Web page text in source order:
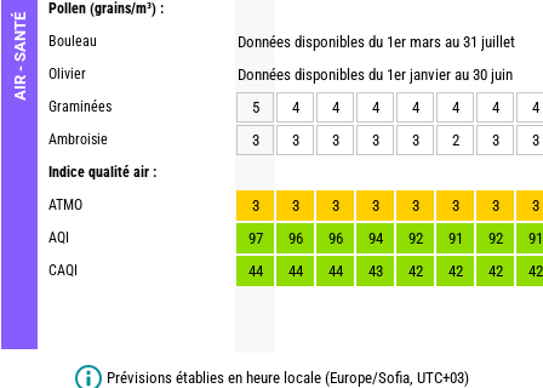
AIR - SANTÉ
Pollen (grains/m³) :
Bouleau
Olivier
Graminées
Ambroisie
Indice qualité air :
ATMO
AQI
CAQI
Données disponibles du 1er mars au 31 juillet
Données disponibles du 1er janvier au 30 juin
5
4 4 4 4 4 4
4
3
3 3 3 3 2 3 3
3 3 3 3 3 3 3
3
97
96 96 94 92 91 92
91
44
44 44 43 42 42 42 42
Prévisions établies en heure locale (Europe/Sofia, UTC+03)